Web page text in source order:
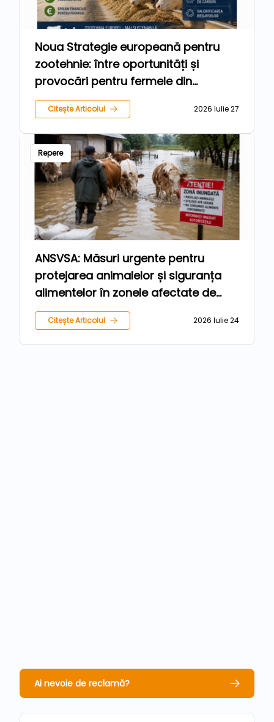
Noua Strategie europeană pentru
zootehnie: între oportunități și
provocări pentru fermele din
România
Citește Articolul 2026 Iulie 27
Repere
ANSVSA: Măsuri urgente pentru
protejarea animalelor și siguranța
alimentelor în zonele afectate de
inundații
Citește Articolul 2026 Iulie 24
Ai nevoie de reclamă?